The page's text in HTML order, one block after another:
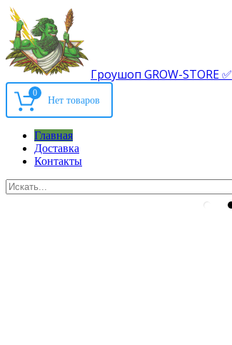
Гроушоп GROW-STORE ✅
0
Главная
Доставка
Контакты